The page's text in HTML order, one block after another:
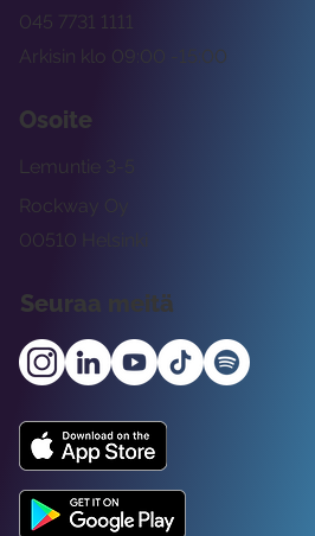
Arkisin klo 09:00 -15:00
045 7731 1111
Osoite
Rockway Oy
Lemuntie 3-5
00510 Helsinki
Seuraa meitä